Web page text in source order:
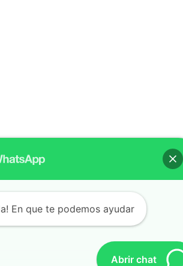
En que te podemos ayudar
Abrir chat